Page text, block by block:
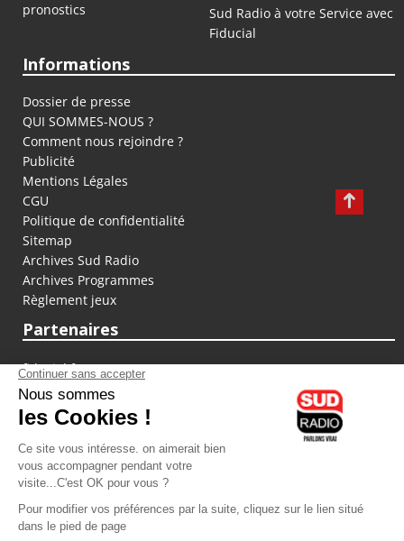
pronostics
Sud Radio à votre Service avec
Fiducial
Informations
Dossier de presse
QUI SOMMES-NOUS ?
Comment nous rejoindre ?
Publicité
Mentions Légales
CGU
Politique de confidentialité
Sitemap
Archives Sud Radio
Archives Programmes
Règlement jeux
Partenaires
fiducial.fr
lyoncapitale.fr
olympique-et-lyonnais.com
L'application Iphone / Android
Téléchargez l'application